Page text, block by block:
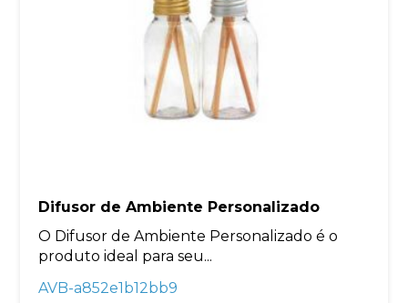
Difusor de Ambiente Personalizado
O Difusor de Ambiente Personalizado é o
produto ideal para seu...
AVB-a852e1b12bb9